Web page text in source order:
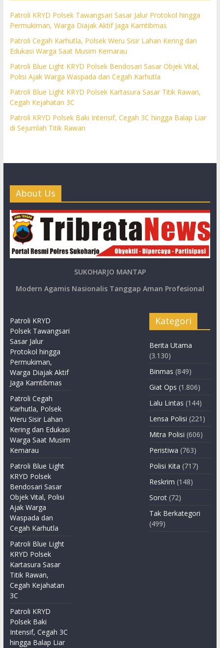
Patroli KRYD Polsek Tawangsari Sasar Jalur Protokol hingga
Permukiman, Warga Diajak Aktif Jaga Kamtibmas
Patroli Cegah Karhutla, Polsek Weru Sisir Lahan Kering dan
Edukasi Warga Saat Musim Kemarau
Patroli Blue Light KRYD Polsek Bendosari Sasar Objek Vital,
Polisi Ajak Warga Waspada dan Cegah Karhutla
Patroli Blue Light KRYD Polsek Kartasura Sasar Titik Rawan,
Cegah Kejahatan 3C
Patroli KRYD Polsek Baki Intensif, Cegah 3C hingga Balap Liar
di Sejumlah Titik Rawan
About Us
SUKOHARJO MANTAP
Modern Agamis Nasionalis Tanggap Aman Profesional
Patroli KRYD
Polsek Tawangsari
Sasar Jalur
Protokol hingga
Permukiman,
Warga Diajak Aktif
Jaga Kamtibmas
Patroli Cegah
Karhutla, Polsek
Weru Sisir Lahan
Kering dan Edukasi
Warga Saat Musim
Kemarau
Patroli Blue Light
KRYD Polsek
Bendosari Sasar
Objek Vital, Polisi
Ajak Warga
Waspada dan
Cegah Karhutla
Patroli Blue Light
KRYD Polsek
Kartasura Sasar
Titik Rawan,
Cegah Kejahatan
3C
Patroli KRYD
Polsek Baki
Intensif, Cegah 3C
hingga Balap Liar
Kategori
Berita Utama
(3.130)
Binmas (849)
Giat Ops (1.806)
Lalu Lintas (144)
Lensa Polisi (221)
Mitra Polisi (606)
Peristiwa (763)
Polisi Kita (717)
Reskrim (148)
Sorot (72)
Tak Berkategori
(499)